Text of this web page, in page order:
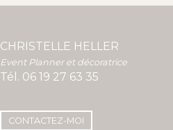
CHRISTELLE HELLER
Event Planner et décoratrice
Tél. 06 19 27 63 35
CONTACTEZ-MOI